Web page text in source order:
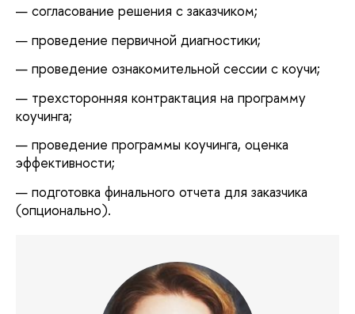
согласование решения с заказчиком;
проведение первичной диагностики;
проведение ознакомительной сессии с коучи;
трехсторонняя контрактация на программу
коучинга;
проведение программы коучинга, оценка
эффективности;
подготовка финального отчета для заказчика
(опционально).